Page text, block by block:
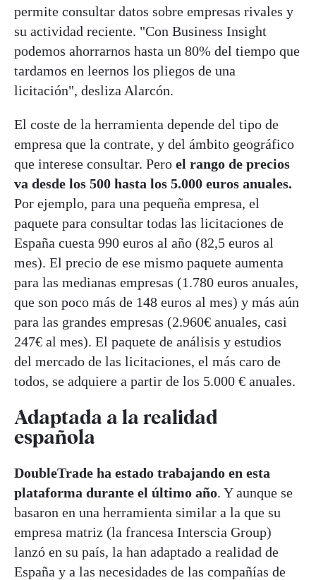
permite consultar datos sobre empresas rivales y
su actividad reciente. "Con Business Insight
podemos ahorrarnos hasta un 80% del tiempo que
tardamos en leernos los pliegos de una
licitación", desliza Alarcón.
El coste de la herramienta depende del tipo de
empresa que la contrate, y del ámbito geográfico
que interese consultar. Pero el rango de precios
va desde los 500 hasta los 5.000 euros anuales.
Por ejemplo, para una pequeña empresa, el
paquete para consultar todas las licitaciones de
España cuesta 990 euros al año (82,5 euros al
mes). El precio de ese mismo paquete aumenta
para las medianas empresas (1.780 euros anuales,
que son poco más de 148 euros al mes) y más aún
para las grandes empresas (2.960€ anuales, casi
247€ al mes). El paquete de análisis y estudios
del mercado de las licitaciones, el más caro de
todos, se adquiere a partir de los 5.000 € anuales.
Adaptada a la realidad
española
DoubleTrade ha estado trabajando en esta
plataforma durante el último año. Y aunque se
basaron en una herramienta similar a la que su
empresa matriz (la francesa Interscia Group)
lanzó en su país, la han adaptado a realidad de
España y a las necesidades de las compañías de